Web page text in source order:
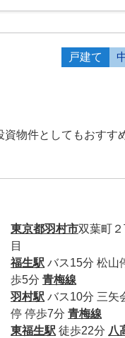
戸建て
資物件としてもおすす
東京都羽村市双葉町
目
福生駅 バス15分 松山
歩5分青梅線
羽村駅 バス10分 三矢
停 停歩7分青梅線
東福生駅 徒歩22分 八